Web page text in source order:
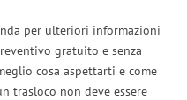
per ulteriori informazioni
gratuito e senza
cosa aspettarti e come
trasloco non deve essere